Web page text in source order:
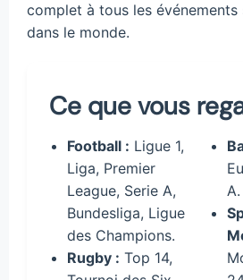
complet à tous les
dans le monde.
Ce que vous
Football : Ligue 1,
Liga, Premier
League, Serie A,
Bundesliga, Ligue
des Champions.
Rugby : Top 14,
A.